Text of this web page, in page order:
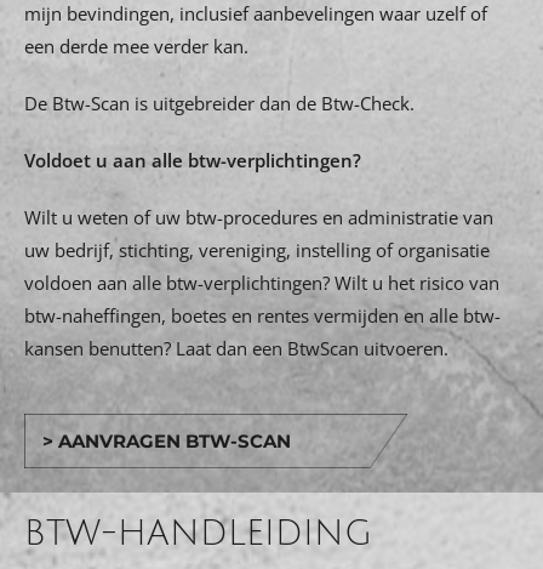
mijn bevindingen, inclusief aanbevelingen waar uzelf of
een derde mee verder kan.
De Btw-Scan is uitgebreider dan de Btw-Check.
Voldoet u aan alle btw-verplichtingen?
Wilt u weten of uw btw-procedures en administratie van
uw bedrijf, stichting, vereniging, instelling of organisatie
voldoen aan alle btw-verplichtingen? Wilt u het risico van
btw-naheffingen, boetes en rentes vermijden en alle btw-
kansen benutten? Laat dan een BtwScan uitvoeren.
> AANVRAGEN BTW-SCAN
BTW-HANDLEIDING